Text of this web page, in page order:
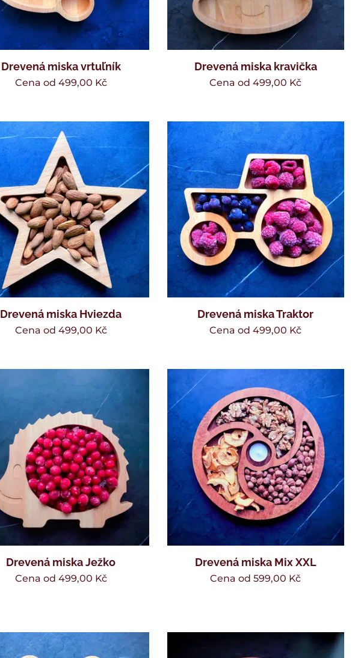
Drevená miska vrtuľník
Cena od 499,00 Kč
Drevená miska kravička
Cena od499,00 Kč
Drevená miska Hviezda
Cena od 499,00 Kč
Drevená miska Traktor
Cena od499,00 Kč
Drevená miska Ježko
Cena od 499,00 Kč
Drevená miska Mix XXL
Cena od599,00 Kč